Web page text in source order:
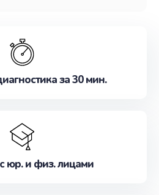
за 30 мин.
юр. и физ. лицами